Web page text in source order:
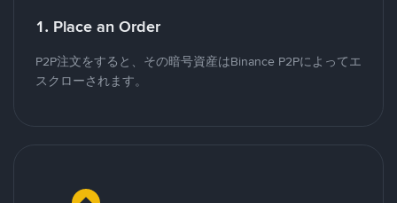
1. Place an Order
P2P注文をすると、その暗号資産はBinance P2Pによってエ
スクローされます。